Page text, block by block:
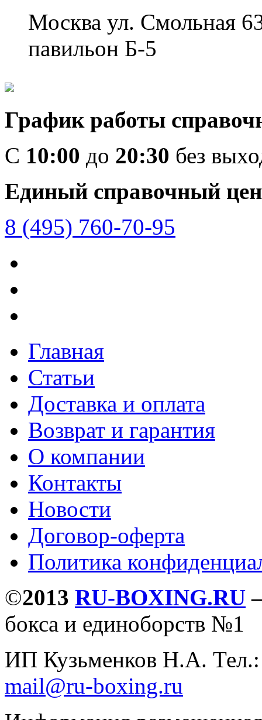
Москва ул. Смольная
павильон Б-5
График работы
C 10:00 до 20:30 без
Единый справочный
8 (495) 760-70-95
Главная
Статьи
Доставка и оплата
Возврат и гарантия
О компании
Контакты
Новости
Договор-оферта
Политика
©2013 RU-BOXING.RU
бокса и единоборств №1
ИП Кузьменков Н.А.
mail@ru-boxing.ru